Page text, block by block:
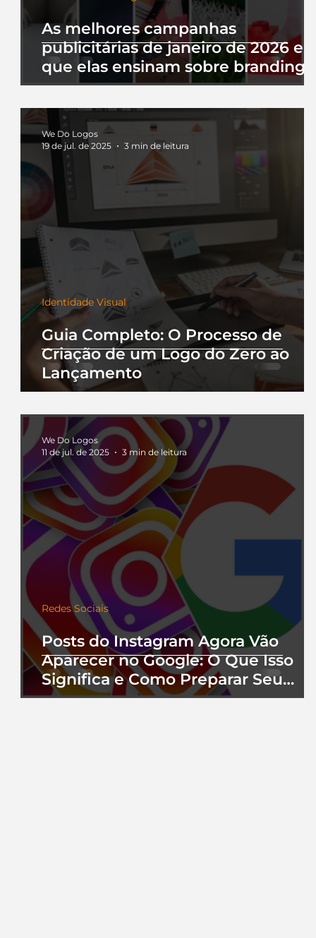
As melhores campanhas
publicitárias de janeiro de 2026 e
que elas ensinam sobre branding
Guia Completo: O Processo de
Criação de um Logo do Zero ao
Lançamento
Identidade Visual
We Do Logos
19 de jul. de 2025
3 min de leitura
Posts do Instagram Agora Vão
Aparecer no Google: O Que Isso
Significa e Como Preparar Seu
Perfil
Redes Sociais
We Do Logos
11 de jul. de 2025
3 min de leitura